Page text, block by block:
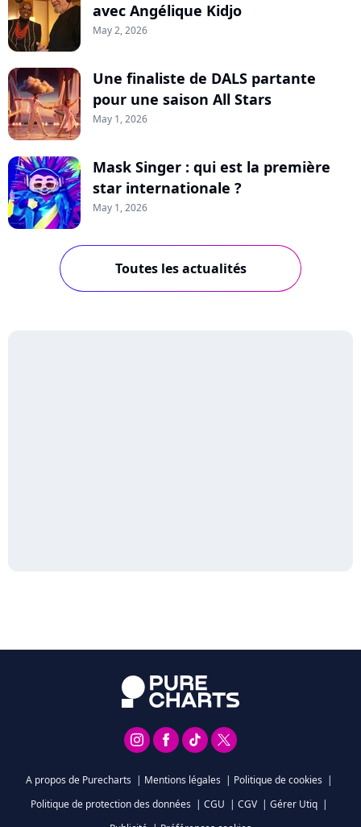
avec Angélique Kidjo
May 2, 2026
Une finaliste de DALS partante
pour une saison All Stars
May 1, 2026
Mask Singer : qui est la première
star internationale ?
May 1, 2026
Toutes les actualités
A propos de Purecharts | Mentions légales | Politique de cookies |
Politique de protection des données | CGU | CGV | Gérer Utiq |